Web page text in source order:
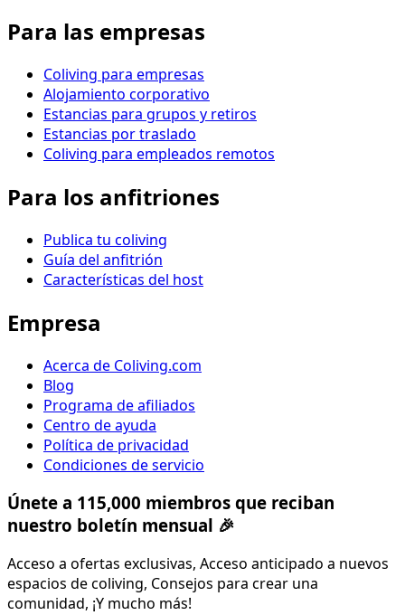
Para las empresas
Coliving para empresas
Alojamiento corporativo
Estancias para grupos y retiros
Estancias por traslado
Coliving para empleados remotos
Para los anfitriones
Publica tu coliving
Guía del anfitrión
Características del host
Empresa
Acerca de Coliving.com
Blog
Programa de afiliados
Centro de ayuda
Política de privacidad
Condiciones de servicio
Únete a 115,000 miembros que reciban
nuestro boletín mensual 🎉
Acceso a ofertas exclusivas, Acceso anticipado a nuevos
espacios de coliving, Consejos para crear una
comunidad, ¡Y mucho más!